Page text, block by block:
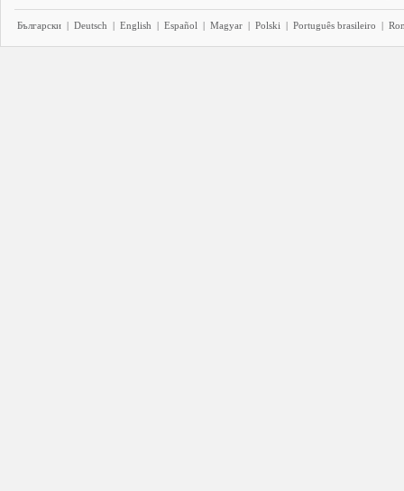
Български | Deutsch | English | Español | Magyar | Polski | Português brasileiro |